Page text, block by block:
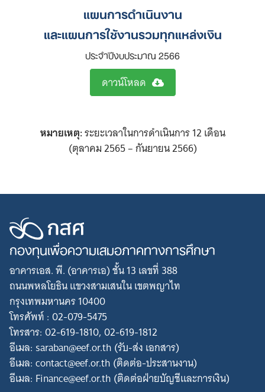
Search
for:
แผนการดำเนินงาน
และแผนการใช้งานรวมทุกแหล่งเงิน
ประจำปีงบประมาณ 2566
ดาวน์โหลด
หมายเหตุ:ระยะเวลาในการดำเนินการ 12 เดือน
(ตุลาคม 2565 – กันยายน 2566)
กองทุนเพื่อความเสมอภาคทางการศึกษา
อาคารเอส. พี. (อาคารเอ) ชั้น 13 เลขที่ 388
ถนนพหลโยธิน แขวงสามเสนใน เขตพญาไท
กรุงเทพมหานคร 10400
โทรศัพท์ : 02-079-5475
โทรสาร: 02-619-1810, 02-619-1812
อีเมล: saraban@eef.or.th (รับ-ส่ง เอกสาร)
อีเมล: contact@eef.or.th (ติดต่อ-ประสานงาน)
อีเมล: Finance@eef.or.th (ติดต่อฝ่ายบัญชีและการเงิน)